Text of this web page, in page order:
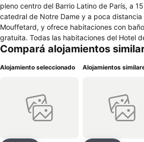
pleno centro del Barrio Latino de París, a
catedral de Notre Dame y a poca distancia
Mouffetard, y ofrece habitaciones con
gratuita. Todas las habitaciones del Hotel
aire acondicionado, minibar y set de té y
desayuno inglés completo en la sala de
en una de las calles más antiguas de París,
Jardin des Plantes. A 2 minutos encontrará
Place Monge, que le permitirá acceder
Compará alojamientos
Alojamiento seleccionado Alojamientos